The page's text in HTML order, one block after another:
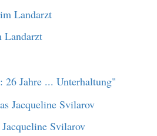
Landarzt
Jahre ... Unterhaltung"
Svilarov